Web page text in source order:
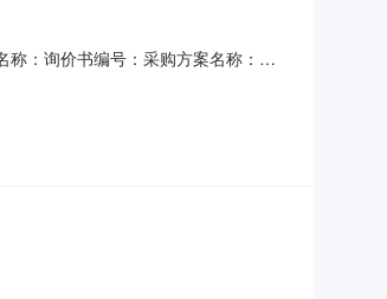
：询价书编号：采购方案名称：采
09-30河北邯郸联系信息姓